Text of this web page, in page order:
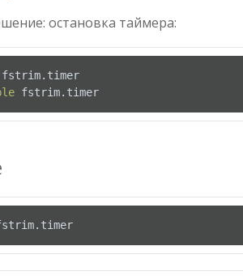
остановка таймера:
fstrim.timer
fstrim.timer